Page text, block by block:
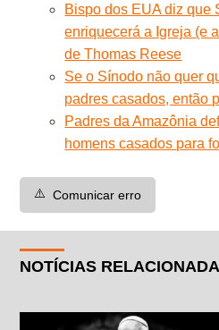
Bispo dos EUA diz que
enriquecerá a Igreja (e
de Thomas Reese
Se o Sínodo não quer
padres casados, então
Padres da Amazônia
homens casados para
⚠️ Comunicar erro
NOTÍCIAS